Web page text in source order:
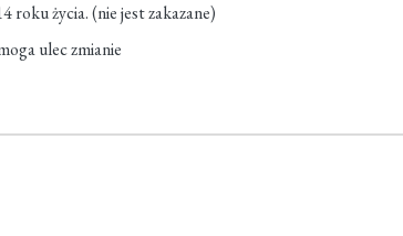
roku życia. (nie jest zakazane)
ulec zmianie